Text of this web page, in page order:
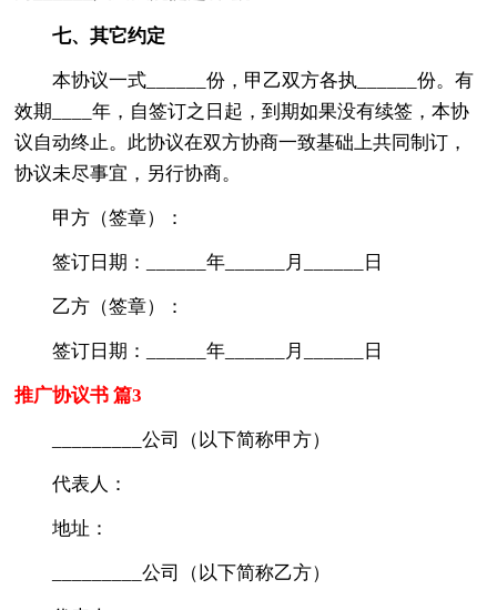
七、其它约定
本协议一式______份，甲乙双方各执______份。有
效期____年，自签订之日起，到期如果没有续签，本协
议自动终止。此协议在双方协商一致基础上共同制订，
协议未尽事宜，另行协商。
甲方（签章）：
签订日期：______年______月______日
乙方（签章）：
签订日期：______年______月______日
推广协议书 篇3
_________公司（以下简称甲方）
代表人：
地址：
_________公司（以下简称乙方）